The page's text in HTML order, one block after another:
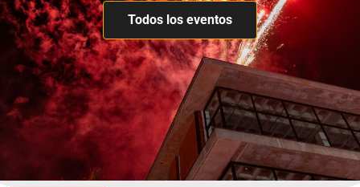
Todos los eventos